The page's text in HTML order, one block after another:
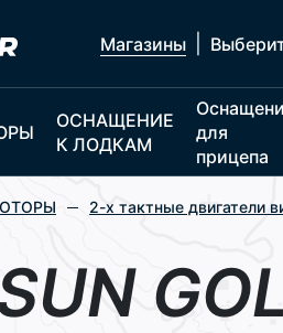
Магазины
ОСНАЩЕНИЕ
К ЛОДКАМ
для
прицепа
2-х тактные двигатели